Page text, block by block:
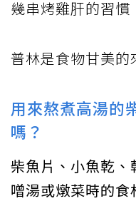
幾串烤雞肝的習慣
普林是食物甘美的
用來熬煮高湯的
嗎？
柴魚片、小魚乾
噌湯或燉菜時的